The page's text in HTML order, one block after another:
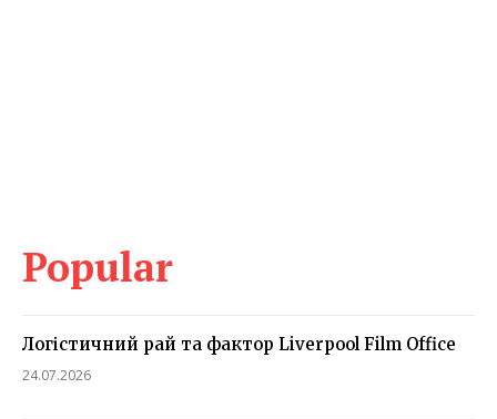
Popular
Логістичний рай та фактор Liverpool Film Office
24.07.2026